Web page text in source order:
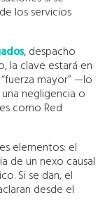
los servicios
, despacho
la clave estará en
mayor” —lo
negligencia o
como Red
elementos: el
de un nexo causal
Si se dan, el
desde el